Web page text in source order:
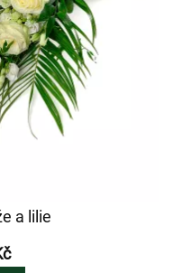
a lilie